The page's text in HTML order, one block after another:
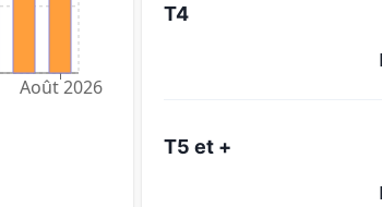
Août 2026
T4
T5 et +